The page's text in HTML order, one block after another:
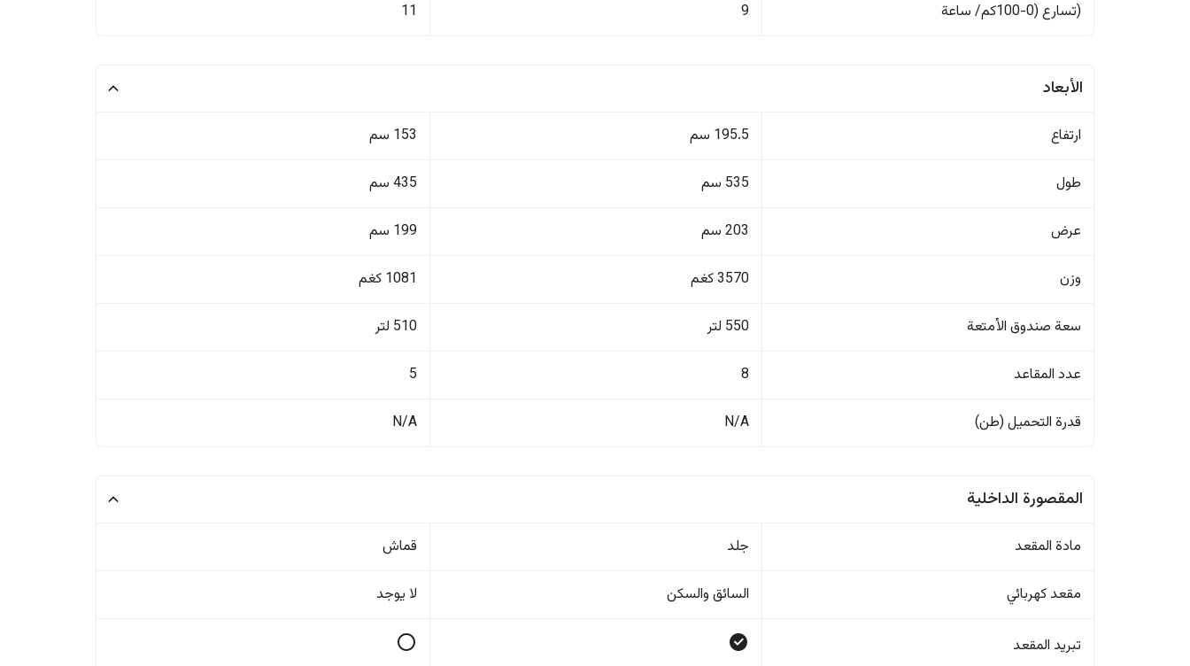
(تسارع (0-100كم/ ساعة 9
11
الأبعاد
ارتفاع 195.5 سم 153 سم
طول 535 سم 435 سم
عرض 203 سم 199 سم
وزن 3570 كغم 1081 كغم
سعة صندوق الأمتعة 550 لتر 510 لتر
عدد المقاعد 8
5
قدرة التحميل (طن) N/A
N/A
المقصورة الداخلية
مادة المقعد جلد قماش
مقعد كهربائي السائق والسکن لا یوجد
تبريد المقعد